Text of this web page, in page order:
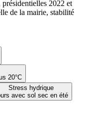
20°C
Stress hydrique
avec sol sec en été
2022 et
de la mairie, stabilité